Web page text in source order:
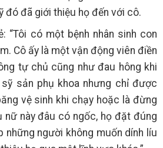
đó đã giới thiệu họ đến với cô.
“Tôi có một bệnh nhân sinh con
Cô ấy là một vận động viên điền
tự chủ cũng như đau hông khi
sản phụ khoa nhưng chỉ được
vệ sinh khi chạy hoặc là đừng
nữ này đâu có ngốc, họ đặt đúng
những người không muốn dính líu